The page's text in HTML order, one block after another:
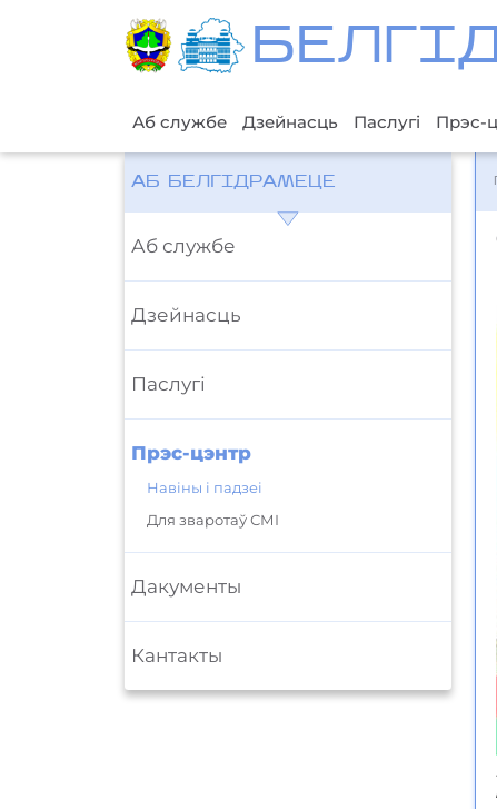
Аб службе Дзейнасць Паслугі Прэс-
АБ БЕЛГІДРАМЕЦЕ
Аб службе
Дзейнасць
Паслугі
Прэс-цэнтр
Навіны і падзеі
Для зваротаў СМІ
Дакументы
Кантакты